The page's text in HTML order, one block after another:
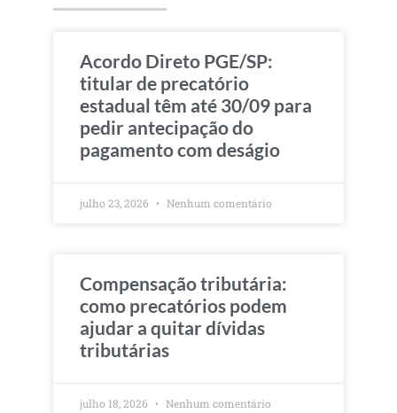
Acordo Direto PGE/SP:
titular de precatório
estadual têm até 30/09 para
pedir antecipação do
pagamento com deságio
julho 23, 2026 Nenhum comentário
Compensação tributária:
como precatórios podem
ajudar a quitar dívidas
tributárias
julho 18, 2026 Nenhum comentário